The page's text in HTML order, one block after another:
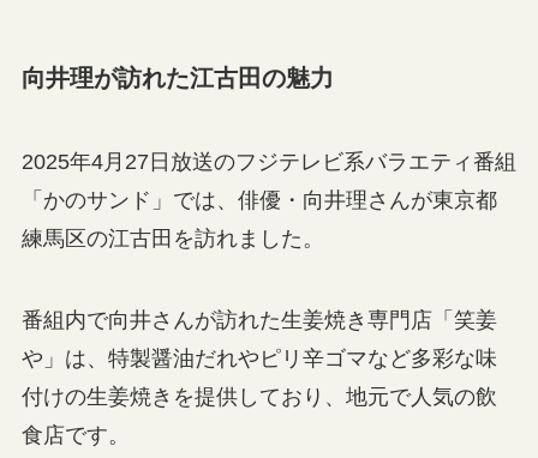
向井理が訪れた江古田の魅力
2025年4月27日放送のフジテレビ系バラエティ番組
「かのサンド」では、俳優・向井理さんが東京都
練馬区の江古田を訪れました。
番組内で向井さんが訪れた生姜焼き専門店「笑姜
や」は、特製醤油だれやピリ辛ゴマなど多彩な味
付けの生姜焼きを提供しており、地元で人気の飲
食店です。